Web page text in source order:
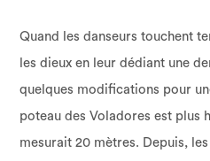
Quand les danseurs touchent
les dieux en leur dédiant une
quelques modifications pour
poteau des Voladores est plus
mesurait 20 mètres. Depuis,